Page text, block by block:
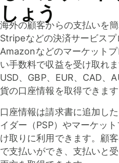
しょう
海外の顧客からの支払いを
Stripeなどの決済サービスプ
Amazonなどのマーケット
い手数料で収益を受け取れ
USD、GBP、EUR、CAD、
貨の口座情報を取得できます
口座情報は請求書に追加し
イダー（PSP）やマーケッ
け取りに利用できます。顧
で支払いができ、支払いと